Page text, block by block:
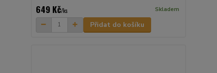
649 Kč/ks Skladem
Přidat do košíku